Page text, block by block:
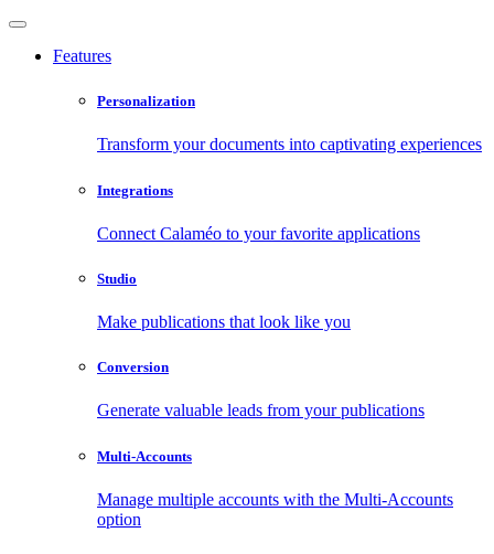
Features
Personalization
Transform your documents into captivating experiences
Integrations
Connect Calaméo to your favorite applications
Studio
Make publications that look like you
Conversion
Generate valuable leads from your publications
Multi-Accounts
Manage multiple accounts with the Multi-Accounts
option